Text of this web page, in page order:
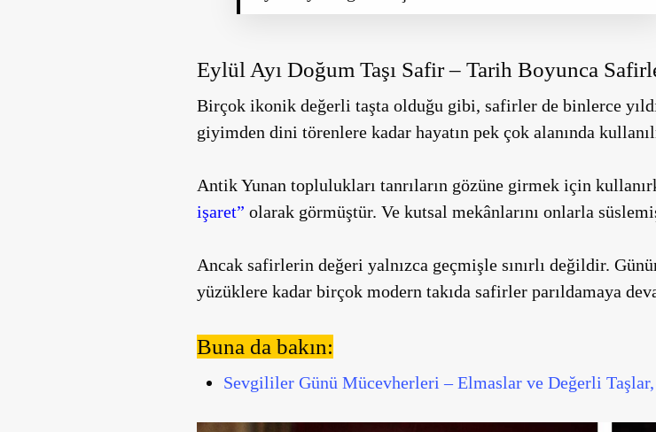
Eylül Ayı Doğum Taşı Safir – Tarih Boyunca
Birçok ikonik değerli taşta olduğu gibi, safirler de binlerce
giyimden dini törenlere kadar hayatın pek çok alanında
Antik Yunan toplulukları tanrıların gözüne girmek için
işaret” olarak görmüştür. Ve kutsal mekânlarını onlarla
Ancak safirlerin değeri yalnızca geçmişle sınırlı değildir.
yüzüklere kadar birçok modern takıda safirler parıldamaya
Buna da bakın:
Sevgililer Günü Mücevherleri – Elmaslar ve Değerli